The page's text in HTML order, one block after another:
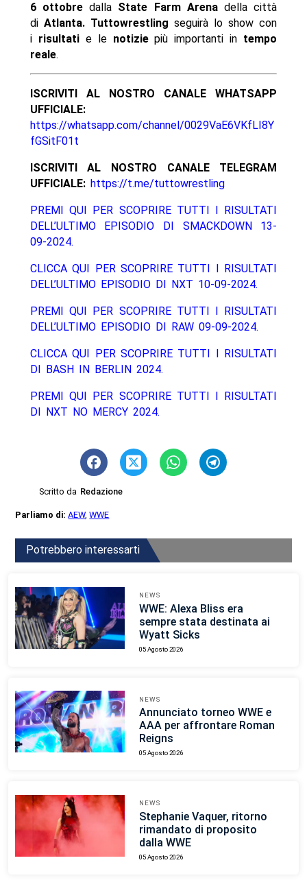
6 ottobredalla State Farm Arenadella città
di Atlanta. Tuttowrestling seguirà lo show con
i risultatie le notiziepiù importanti in tempo
reale.
ISCRIVITI AL NOSTRO CANALE WHATSAPP
UFFICIALE:
https://whatsapp.com/channel/0029VaE6VKfLI8Y
fGSitF01t
ISCRIVITI AL NOSTRO CANALE TELEGRAM
UFFICIALE: https://t.me/tuttowrestling
PREMI QUI PER SCOPRIRE TUTTI I RISULTATI
DELL’ULTIMO EPISODIO DI SMACKDOWN 13-
09-2024.
CLICCA QUI PER SCOPRIRE TUTTI I RISULTATI
DELL’ULTIMO EPISODIO DI NXT 10-09-2024.
PREMI QUI PER SCOPRIRE TUTTI I RISULTATI
DELL’ULTIMO EPISODIO DI RAW 09-09-2024.
CLICCA QUI PER SCOPRIRE TUTTI I RISULTATI
DI BASH IN BERLIN 2024.
PREMI QUI PER SCOPRIRE TUTTI I RISULTATI
DI NXT NO MERCY 2024.
Scritto da Redazione
Parliamo di:AEW,WWE
Potrebbero interessarti
NEWS
WWE: Alexa Bliss era
sempre stata destinata ai
Wyatt Sicks
05 Agosto 2026
NEWS
Annunciato torneo WWE e
AAA per affrontare Roman
Reigns
05 Agosto 2026
NEWS
Stephanie Vaquer, ritorno
rimandato di proposito
dalla WWE
05 Agosto 2026